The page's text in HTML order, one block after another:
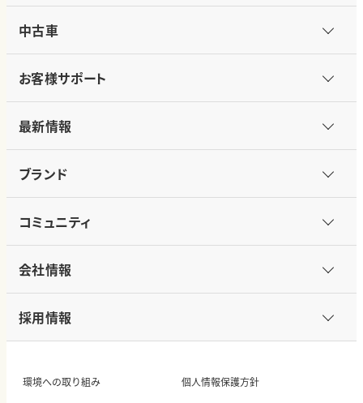
中古車
お客様サポート
最新情報
ブランド
コミュニティ
会社情報
採用情報
環境への取り組み 個人情報保護方針